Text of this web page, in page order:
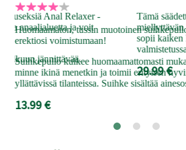
Anal Relaxer -
anaalialuetta ja voit
alkuun jännittävää.
Huomaamaton, tussin muotoinen
erektiosi voimistumaan!
Suihkepullo kulkee huomaamattomasti
minne ikinä menetkin ja toimii erityisen
yllättävissä tilanteissa. Suihke sisältää
13.99 €
Tämä
miellyttävän
sopii kaiken
29.99 €